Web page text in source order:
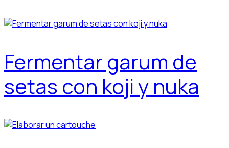
Fermentar garum de
setas con koji y nuka